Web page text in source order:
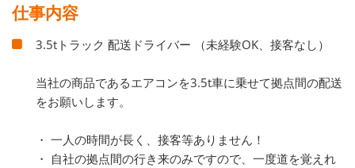
仕事内容
3.5tトラック 配送ドライバー （未経験OK、接客なし）
当社の商品であるエアコンを3.5t車に乗せて拠点間の配送
をお願いします。
・ 一人の時間が長く、接客等ありません！
・ 自社の拠点間の行き来のみですので、一度道を覚えれ